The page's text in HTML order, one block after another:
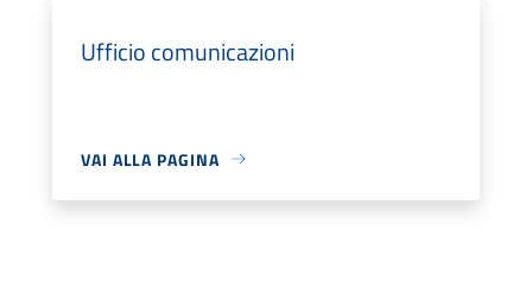
Ufficio comunicazioni
VAI ALLA PAGINA